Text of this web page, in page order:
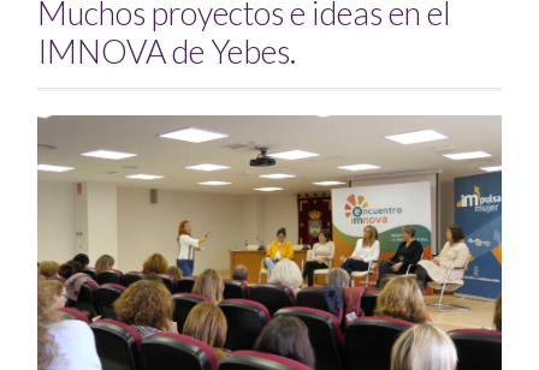
Muchos proyectos e ideas en el
IMNOVA de Yebes.